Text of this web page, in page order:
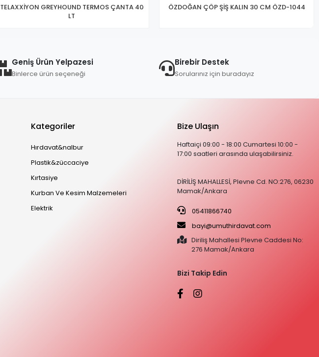
TELAXXİYON GREYHOUND TERMOS ÇANTA 40
LT
ÖZDOĞAN ÇÖP ŞİŞ KALIN 30 CM ÖZD-1044
Geniş Ürün Yelpazesi
Binlerce ürün seçeneği
Birebir Destek
Sorularınız için buradayız
Kategoriler
Hırdavat&nalbur
Plastik&züccaciye
Kırtasiye
Kurban Ve Kesim Malzemeleri
Elektrik
Bize Ulaşın
Haftaiçi 09:00 - 18:00 Cumartesi 10:00 -
17:00 saatleri arasında ulaşabilirsiniz.
DİRİLİŞ MAHALLESİ, Plevne Cd. NO:276, 06230
Mamak/Ankara
05411866740
bayi@umuthirdavat.com
Diriliş Mahallesi Plevne Caddesi No:
276 Mamak/Ankara
Bizi Takip Edin